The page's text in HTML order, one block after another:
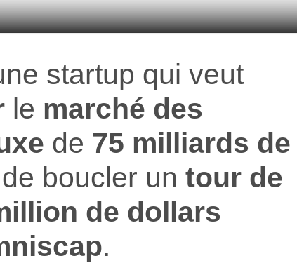
startup qui veut
le marché des
de 75 milliards de
boucler un tour de
de dollars
.